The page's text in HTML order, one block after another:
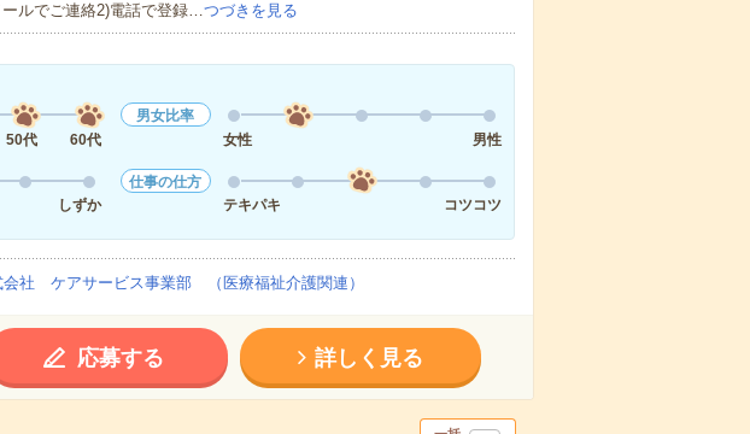
ルでご連絡2)電話で登録…つづきを見る
50代 60代
男女比率
女性
男性
しずか
仕事の仕方
テキパキ
コツコツ
会社 ケアサービス事業部 （医療福祉介護関連）
応募する 詳しく見る